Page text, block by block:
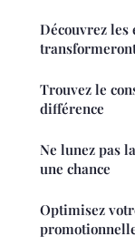
Découvrez les
Trouvez le
différence
Ne lunez pas
une chance
Optimisez